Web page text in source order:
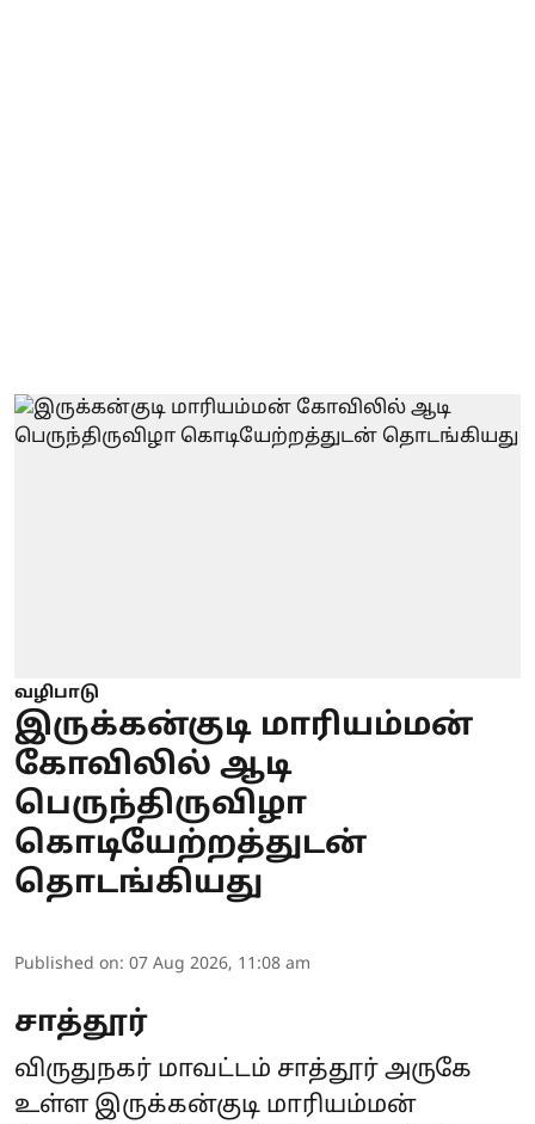
வழிபாடு
இருக்கன்குடி மாரியம்மன்
கோவிலில் ஆடி
பெருந்திருவிழா
கொடியேற்றத்துடன்
தொடங்கியது
Published on: 07 Aug 2026, 11:08 am
சாத்தூர்
விருதுநகர் மாவட்டம் சாத்தூர் அருகே
உள்ள இருக்கன்குடி மாரியம்மன்